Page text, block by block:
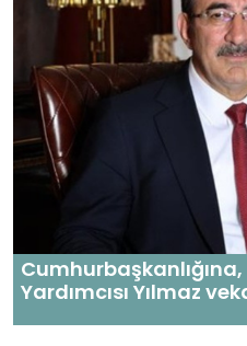
Yardımcısı Yılmaz